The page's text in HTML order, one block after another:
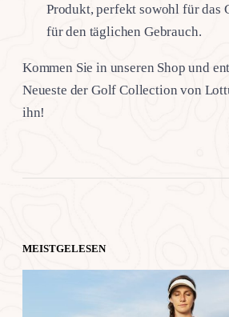
Produkt, perfekt sowohl für das
für den täglichen Gebrauch.
Kommen Sie in unseren Shop und
Neueste der Golf Collection von
ihn!
MEISTGELESEN